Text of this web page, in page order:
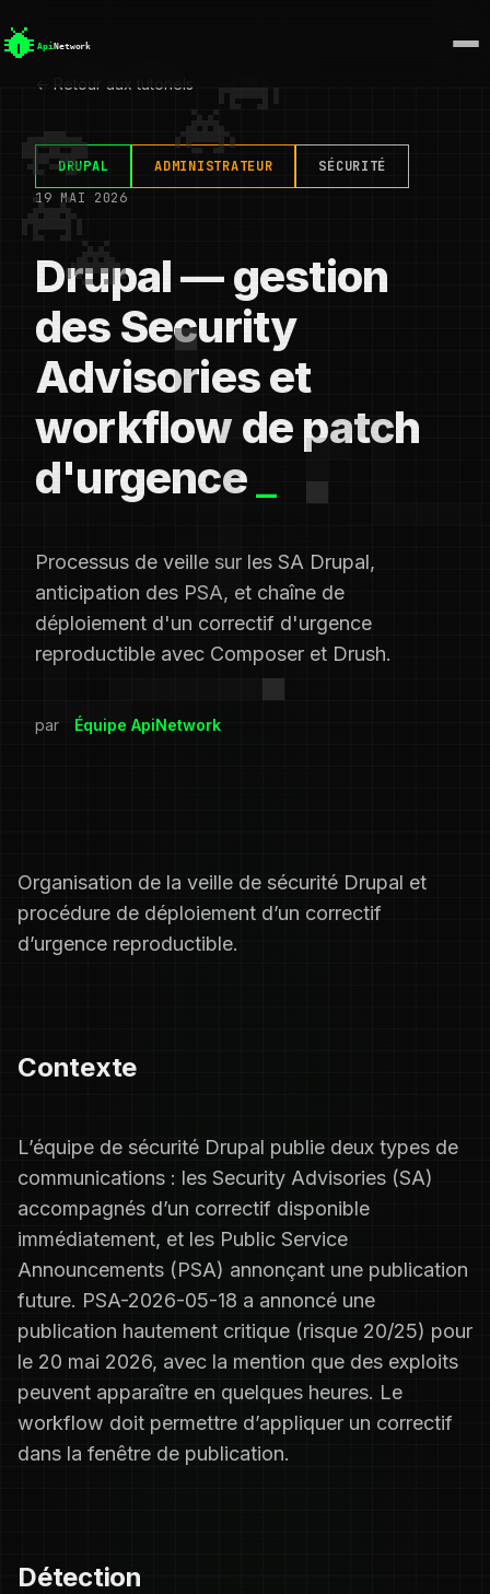
← Retour aux tutoriels
DRUPAL ADMINISTRATEUR
SÉCURITÉ
19 MAI 2026
Drupal — gestion
des Security
Advisories et
workflow de patch
d'urgence
Processus de veille sur les SA Drupal,
anticipation des PSA, et chaîne de
déploiement d'un correctif d'urgence
reproductible avec Composer et Drush.
par Équipe ApiNetwork
Organisation de la veille de sécurité Drupal et
procédure de déploiement d’un correctif
d’urgence reproductible.
Contexte
L’équipe de sécurité Drupal publie deux types de
communications : les Security Advisories (SA)
accompagnés d’un correctif disponible
immédiatement, et les Public Service
Announcements (PSA) annonçant une publication
future. PSA-2026-05-18 a annoncé une
publication hautement critique (risque 20/25) pour
le 20 mai 2026, avec la mention que des exploits
peuvent apparaître en quelques heures. Le
workflow doit permettre d’appliquer un correctif
dans la fenêtre de publication.
Détection